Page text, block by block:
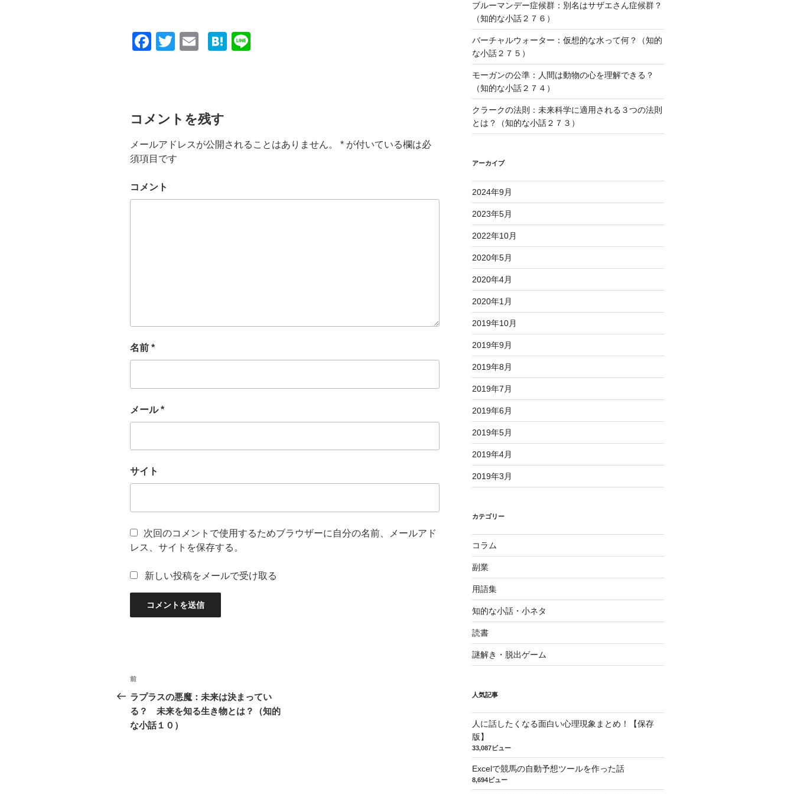
F
b
o
o
T
E
H
コメントを残す
メールアドレスが公開されることはありません。 * が付いている欄は必
須項目です
コメント
名前 *
メール*
サイト
次回のコメントで使用するためブラウザーに自分の名前、メールアド
レス、サイトを保存する。
新しい投稿をメールで受け取る
投
稿
ナ
過
去
の
投
前
ラプラスの悪魔：未来は決まってい
る？ 未来を知る生き物とは？（知的
な小話１０）
ブルーマンデー症候群：別名はサザエさん症候群？
（知的な小話２７６）
バーチャルウォーター：仮想的な水って何？（知的
な小話２７５）
モーガンの公準：人間は動物の心を理解できる？
（知的な小話２７４）
クラークの法則：未来科学に適用される３つの法則
とは？（知的な小話２７３）
アーカイブ
2024年9月
2023年5月
2022年10月
2020年5月
2020年4月
2020年1月
2019年10月
2019年9月
2019年8月
2019年7月
2019年6月
2019年5月
2019年4月
2019年3月
カテゴリー
コラム
副業
用語集
知的な小話・小ネタ
読書
謎解き・脱出ゲーム
人気記事
人に話したくなる面白い心理現象まとめ！【保存
版】
33,087ビュー
Excelで競馬の自動予想ツールを作った話
8,694ビュー